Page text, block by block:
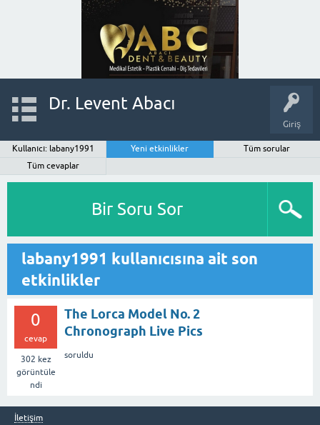
Giriş
Dr. Levent Abacı
Kullanıcı: labany1991 Yeni etkinlikler
Tüm sorular
Tüm cevaplar
Bir Soru Sor
labany1991 kullanıcısına ait son
etkinlikler
0
cevap
302 kez
görüntüle
ndi
The Lorca Model No. 2
Chronograph Live Pics
soruldu
İletişim